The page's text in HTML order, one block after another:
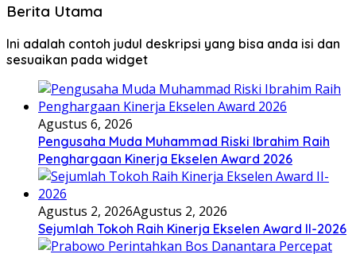
Berita Utama
Ini adalah contoh judul deskripsi yang bisa anda isi dan
sesuaikan pada widget
Agustus 6, 2026
Pengusaha Muda Muhammad Riski Ibrahim Raih
Penghargaan Kinerja Ekselen Award 2026
Agustus 2, 2026Agustus 2, 2026
Sejumlah Tokoh Raih Kinerja Ekselen Award II-2026